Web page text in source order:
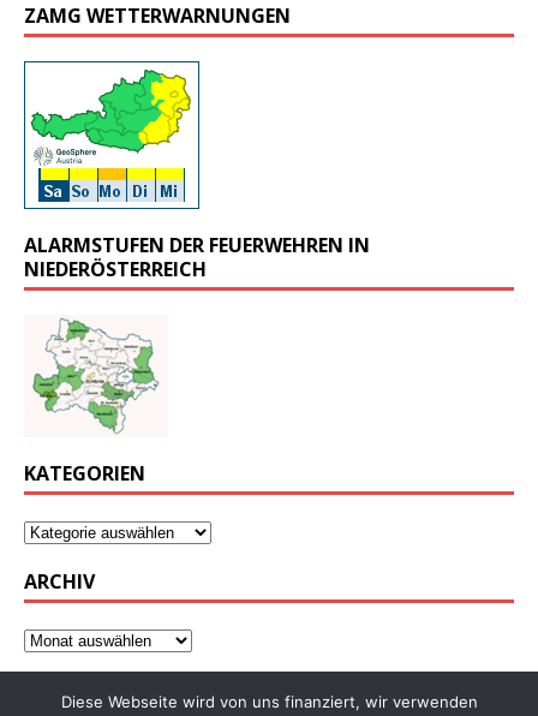
ZAMG WETTERWARNUNGEN
ALARMSTUFEN DER FEUERWEHREN IN
NIEDERÖSTERREICH
KATEGORIEN
ARCHIV
Diese Webseite wird von uns finanziert, wir verwenden